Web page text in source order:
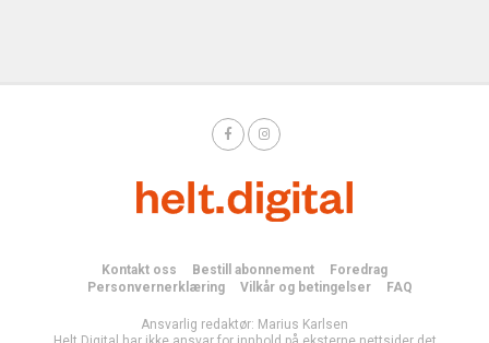
Kontakt oss Bestill abonnement
Foredrag
Personvernerklæring
Vilkår og betingelser FAQ
Ansvarlig redaktør: Marius Karlsen